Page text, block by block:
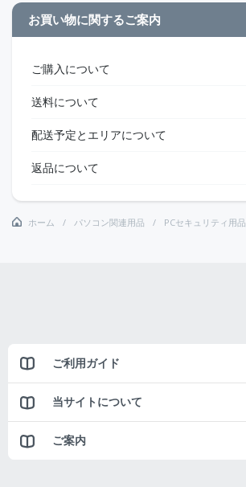
お買い物に関するご案内
ご購入について
送料について
配送予定とエリアについて
返品について
ホーム パソコン関連用品 PCセキュリティ用品
ご利用ガイド
当サイトについて
ご案内